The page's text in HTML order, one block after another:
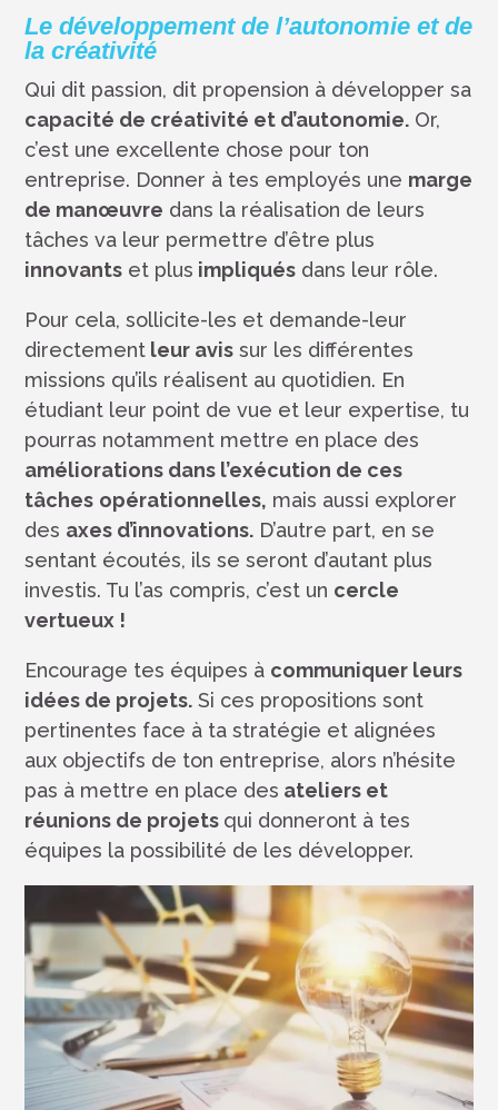
Le développement de l’autonomie et de
la créativité
Qui dit passion, dit propension à développer sa
capacité de créativité et d’autonomie. Or,
c’est une excellente chose pour ton
entreprise. Donner à tes employés une marge
de manœuvre dans la réalisation de leurs
tâches va leur permettre d’être plus
innovants et plus impliqués dans leur rôle.
Pour cela, sollicite-les et demande-leur
directement leur avis sur les différentes
missions qu’ils réalisent au quotidien. En
étudiant leur point de vue et leur expertise, tu
pourras notamment mettre en place des
améliorations dans l’exécution de ces
tâches opérationnelles, mais aussi explorer
des axes d’innovations. D’autre part, en se
sentant écoutés, ils se seront d’autant plus
investis. Tu l’as compris, c’est un cercle
vertueux !
Encourage tes équipes à communiquer leurs
idées de projets. Si ces propositions sont
pertinentes face à ta stratégie et alignées
aux objectifs de ton entreprise, alors n’hésite
pas à mettre en place des ateliers et
réunions de projets qui donneront à tes
équipes la possibilité de les développer.